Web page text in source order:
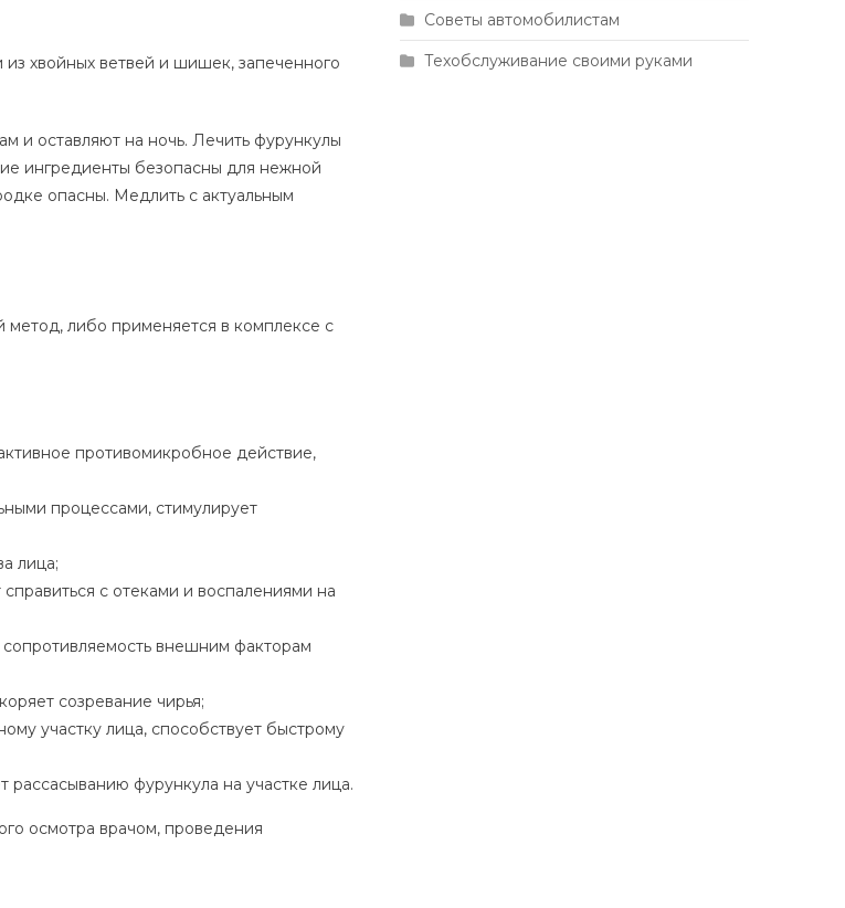
хвойных ветвей и шишек, запеченного
и оставляют на ночь. Лечить фурункулы
ингредиенты безопасны для нежной
опасны. Медлить с актуальным
метод, либо применяется в комплексе с
противомикробное действие,
процессами, стимулирует
лица;
с отеками и воспалениями на
внешним факторам
созревание чирья;
участку лица, способствует быстрому
фурункула на участке лица.
осмотра врачом, проведения
Советы автомобилистам
Техобслуживание своими руками